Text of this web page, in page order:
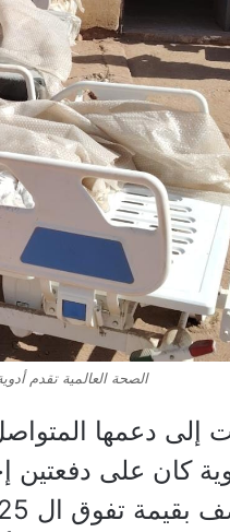
الصحة العالمية تقدم أدوية ومعدات
إلى دعمها
كان على دفعتين